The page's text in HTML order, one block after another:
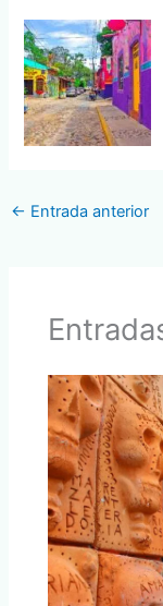
← Entrada anterior